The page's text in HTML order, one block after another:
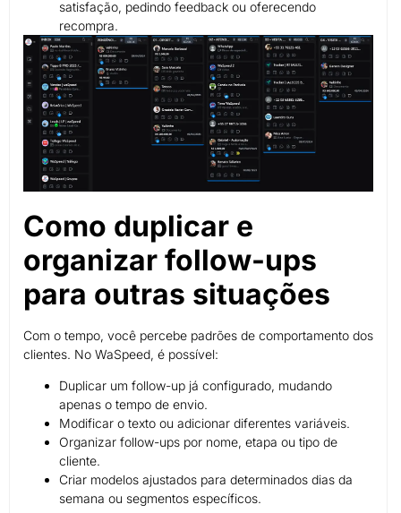
satisfação, pedindo feedback ou oferecendo
recompra.
Como duplicar e
organizar follow-ups
para outras situações
Com o tempo, você percebe padrões de comportamento dos
clientes. No WaSpeed, é possível:
Duplicar um follow-up já configurado, mudando
apenas o tempo de envio.
Modificar o texto ou adicionar diferentes variáveis.
Organizar follow-ups por nome, etapa ou tipo de
cliente.
Criar modelos ajustados para determinados dias da
semana ou segmentos específicos.